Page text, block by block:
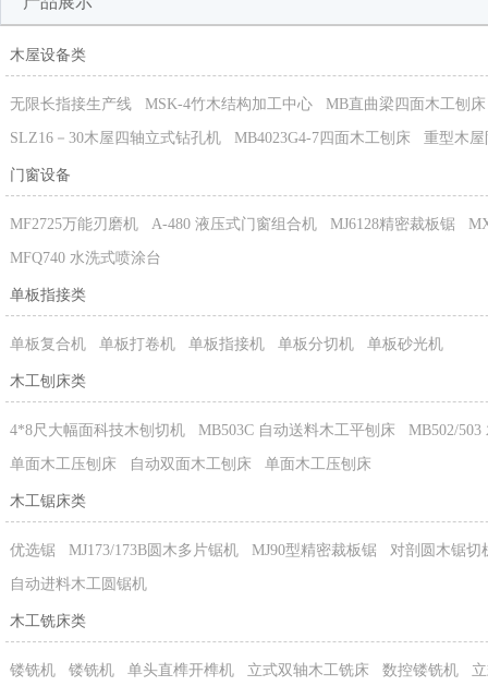
木屋设备类
无限长指接生产线 MSK-4竹木结构加工中心 MB直曲梁四面木工刨床
SLZ16－30木屋四轴立式钻孔机 MB4023G4-7四面木工刨床 重型木
门窗设备
MF2725万能刃磨机 A-480 液压式门窗组合机 MJ6128精密裁板锯
MFQ740 水洗式喷涂台
单板指接类
单板复合机 单板打卷机 单板指接机 单板分切机 单板砂光机
木工刨床类
4*8尺大幅面科技木刨切机 MB503C 自动送料木工平刨床 MB502/
单面木工压刨床 自动双面木工刨床 单面木工压刨床
木工锯床类
优选锯 MJ173/173B圆木多片锯机 MJ90型精密裁板锯 对剖圆木锯切
自动进料木工圆锯机
木工铣床类
镂铣机 镂铣机 单头直榫开榫机 立式双轴木工铣床 数控镂铣机